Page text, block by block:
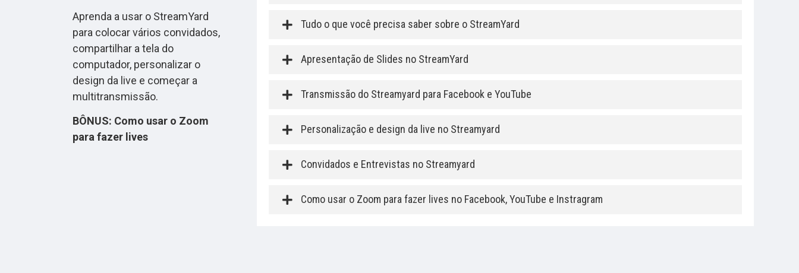
Aprenda a usar o StreamYard
para colocar vários convidados,
compartilhar a tela do
computador, personalizar o
design da live e começar a
multitransmissão.
BÔNUS: Como usar o Zoom
para fazer lives
Tudo o que você precisa saber sobre o StreamYard
Apresentação de Slides no StreamYard
Transmissão do Streamyard para Facebook e YouTube
Personalização e design da live no Streamyard
Convidados e Entrevistas no Streamyard
Como usar o Zoom para fazer lives no Facebook, YouTube e Instragram